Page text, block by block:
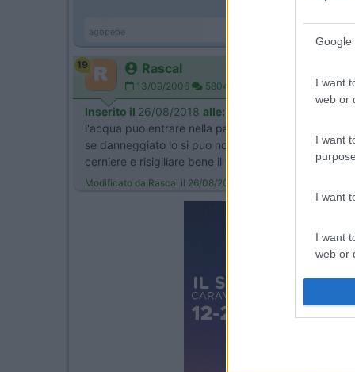
Google
I want
web or
I want
I want
I want
web or
I want
or app.
I want
agopepe
19 Rascal
13/09/2006 5804
Inserito il 26/08/2018 alle:
l'acqua puo entrare nella parte interna di un
se danneggiato lo si puo notare facilmente. si puo
cerniere e risigillare bene il tutto nella fase di
Modificato da Rascal il 26/08/2018 alle 19:22:02